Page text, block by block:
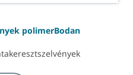
polimerBodan